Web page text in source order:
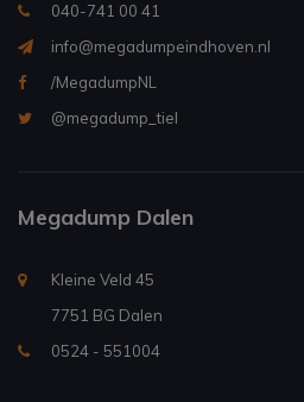
040-741 00 41
info@megadumpeindhoven.nl
/MegadumpNL
@megadump_tiel
Megadump Dalen
Kleine Veld 45
7751 BG Dalen
0524 - 551004